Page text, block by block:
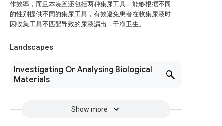
作效率，而且本装置还包括两种集尿工具，能够根据不同
的性别提供不同的集尿工具，有效避免患者在收集尿液时
因收集工具不匹配导致的尿液漏出，干净卫生。
Landscapes
Investigating Or Analysing Biological
Materials
Show more